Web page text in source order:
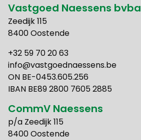
Vastgoed Naessens bvba
Zeedijk 115
8400 Oostende
+32 59 70 20 63
info@vastgoednaessens.be
ON BE-0453.605.256
IBAN BE89 2800 7605 2885
CommV Naessens
p/a Zeedijk 115
8400 Oostende